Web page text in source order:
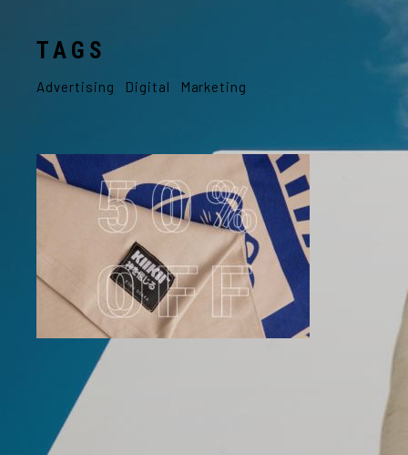
TAGS
Advertising Digital Marketing